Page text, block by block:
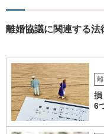
離婚協議に関連する法
損
6